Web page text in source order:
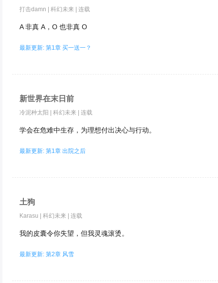
打击damn | 科幻未来 | 连载
A 非真 A，O 也非真 O
最新更新: 第1章 买一送一？
新世界在末日前
冷泥种太阳 | 科幻未来 | 连载
学会在危难中生存，为理想付出决心与行动。
最新更新: 第1章 出院之后
土狗
Karasu | 科幻未来 | 连载
我的皮囊令你失望，但我灵魂滚烫。
最新更新: 第2章 风雪